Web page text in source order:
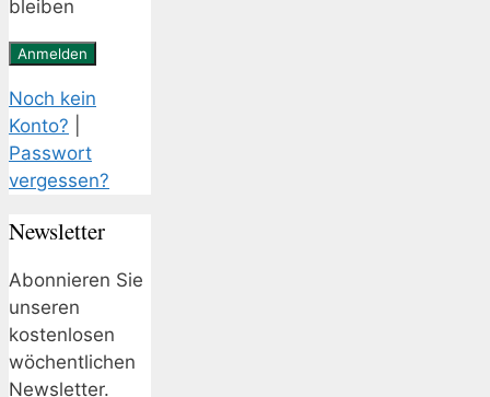
bleiben
Noch kein
Konto?
Passwort
vergessen?
Newsletter
Abonnieren Sie
unseren
kostenlosen
wöchentlichen
Newsletter.